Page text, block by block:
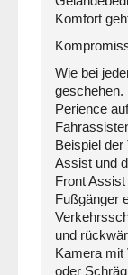
Komfort
Wie bei
geschehen.
Perience
Beispiel
Assist und
Front
Fußgänger
und
Kamera mit
oder